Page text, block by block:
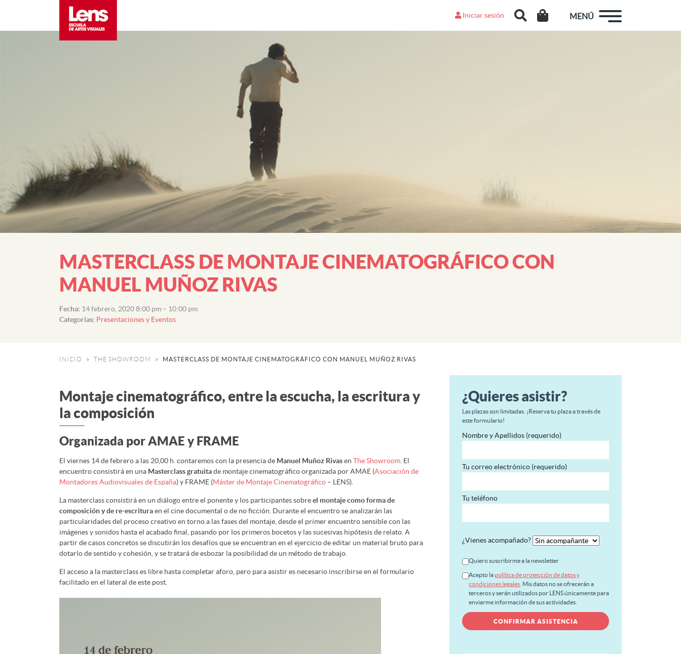
Iniciar sesión MENÚ
MASTERCLASS DE MONTAJE CINEMATOGRÁFICO CON
MANUEL MUÑOZ RIVAS
Fecha: 14 febrero, 2020 8:00 pm – 10:00 pm
Categorías: Presentaciones y Eventos
INICIO THE SHOWROOM MASTERCLASS DE MONTAJE CINEMATOGRÁFICO CON MANUEL MUÑOZ RIVAS
Montaje cinematográfico, entre la escucha, la escritura y
la composición
Organizada por AMAE y FRAME
El viernes 14 de febrero a las 20,00 h. contaremos con la presencia de Manuel Muñoz Rivasen The Showroom. El
encuentro consistirá en una Masterclass gratuitade montaje cinematográfico organizada por AMAE (Asociación de
Montadores Audiovisuales de España) y FRAME (Máster de Montaje Cinematográfico – LENS).
La masterclass consistirá en un diálogo entre el ponente y los participantes sobreel montaje como forma de
composición y de re-escrituraen el cine documental o de no ficción. Durante el encuentro se analizarán las
particularidades del proceso creativo en torno a las fases del montaje, desde el primer encuentro sensible con las
imágenes y sonidos hasta el acabado final, pasando por los primeros bocetos y las sucesivas hipótesis de relato. A
partir de casos concretos se discutirán los desafíos que se encuentran en el ejercicio de editar un material bruto para
dotarlo de sentido y cohesión, y se tratará de esbozar la posibilidad de un método de trabajo.
El acceso a la masterclass es libre hasta completar aforo, pero para asistir es necesario inscribirse en el formulario
facilitado en el lateral de este post.
¿Quieres asistir?
Las plazas son limitadas. ¡Reserva tu plaza a través de
este formulario!
Nombre y Apellidos (requerido)
Tu correo electrónico (requerido)
Tu teléfono
¿Vienes acompañado?
Quiero suscribirme a la newsletter
Acepto la política de protección de datos y
condiciones legales . Mis datos no se ofrecerán a
terceros y serán utilizados por LENS únicamente para
enviarme información de sus actividades.